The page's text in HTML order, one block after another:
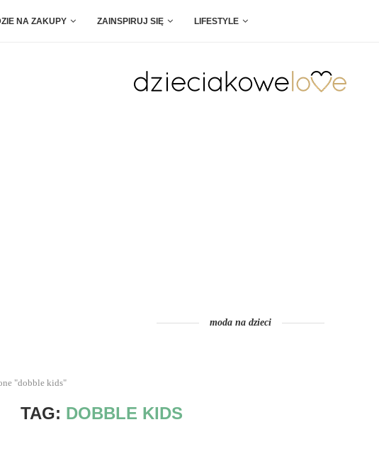
NA ZAKUPY ZAINSPIRUJ SIĘ LIFESTYLE
moda na dzieci
"dobble kids"
TAG: DOBBLE KIDS